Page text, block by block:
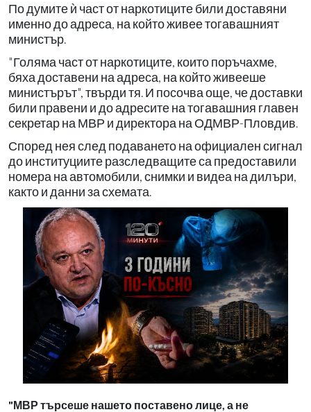
По думите ѝ част от наркотиците били доставяни
именно до адреса, на който живее тогавашният
министър.
"Голяма част от наркотиците, които поръчахме,
бяха доставени на адреса, на който живееше
министърът", твърди тя. И посочва още, че доставки
били правени и до адресите на тогавашния главен
секретар на МВР и директора на ОДМВР-Пловдив.
Според нея след подаването на официален сигнал
до институциите разследващите са предоставили
номера на автомобили, снимки и видеа на дилъри,
както и данни за схемата.
"МВР търсеше нашето поставено лице, а не